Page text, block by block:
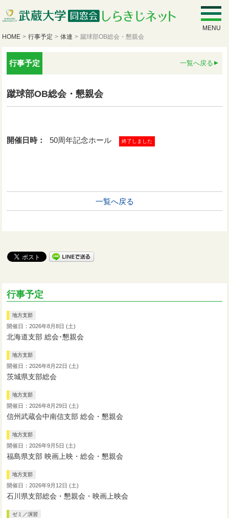
MENU
HOME > 行事予定 > 体連 > 蹴球部OB総会・懇親会
行事予定 一覧へ戻る
蹴球部OB総会・懇親会
開催日時： 50周年記念ホール 終了しました
一覧へ戻る
行事予定
地方支部
開催日：2026年8月8日 (土)
北海道支部 総会･懇親会
地方支部
開催日：2026年8月22日 (土)
茨城県支部総会
地方支部
開催日：2026年8月29日 (土)
信州武蔵会中南信支部 総会・懇親会
地方支部
開催日：2026年9月5日 (土)
福島県支部 映画上映・総会・懇親会
地方支部
開催日：2026年9月12日 (土)
石川県支部総会・懇親会・映画上映会
ゼミ／演習